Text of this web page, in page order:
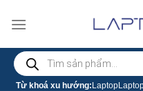
đến
dungTìm
kiếm
sản
phẩm
Từ khoá xu hướng: Laptop